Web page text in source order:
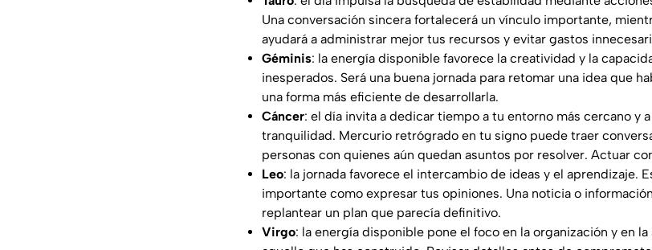
Una conversación sincera fortalecerá un vínculo importante,
ayudará a administrar mejor tus recursos y evitar gastos
Géminis: la energía disponible favorece la creatividad y la
inesperados. Será una buena jornada para retomar una idea que
una forma más eficiente de desarrollarla.
Cáncer: el día invita a dedicar tiempo a tu entorno más cercano y
tranquilidad. Mercurio retrógrado en tu signo puede traer
personas con quienes aún quedan asuntos por resolver. Actuar
Leo: la jornada favorece el intercambio de ideas y el aprendizaje.
importante como expresar tus opiniones. Una noticia o
replantear un plan que parecía definitivo.
Virgo: la energía disponible pone el foco en la organización y en